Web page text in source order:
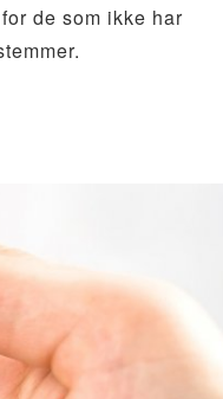
de som ikke har